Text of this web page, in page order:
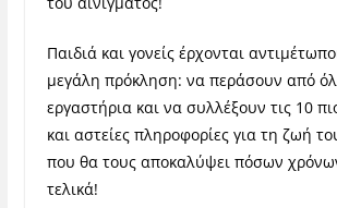
Παιδιά και γονείς έρχονται
μεγάλη πρόκληση: να περάσουν από
εργαστήρια και να συλλέξουν τις 10
και αστείες πληροφορίες για τη ζωή
που θα τους αποκαλύψει πόσων
τελικά!